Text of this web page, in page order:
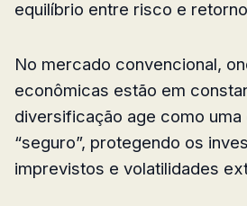
equilíbrio entre risco e
No mercado convencional,
econômicas estão em
diversificação age como
“seguro”, protegendo os
imprevistos e volatilidades